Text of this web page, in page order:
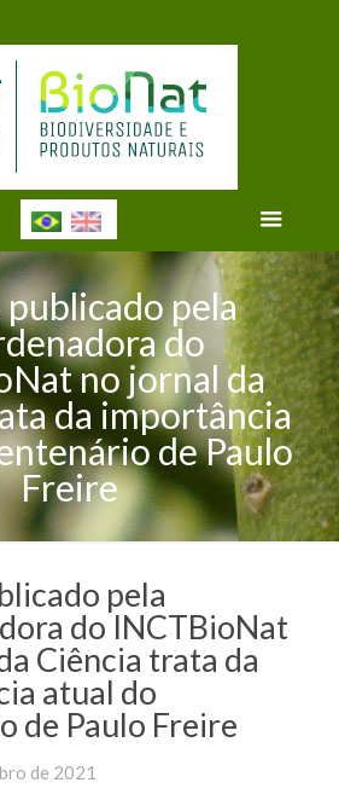
pela
do
no jornal da
da importância
de Paulo
Freire
pela
do INCTBioNat
Ciência trata da
atual do
de Paulo Freire
de 2021